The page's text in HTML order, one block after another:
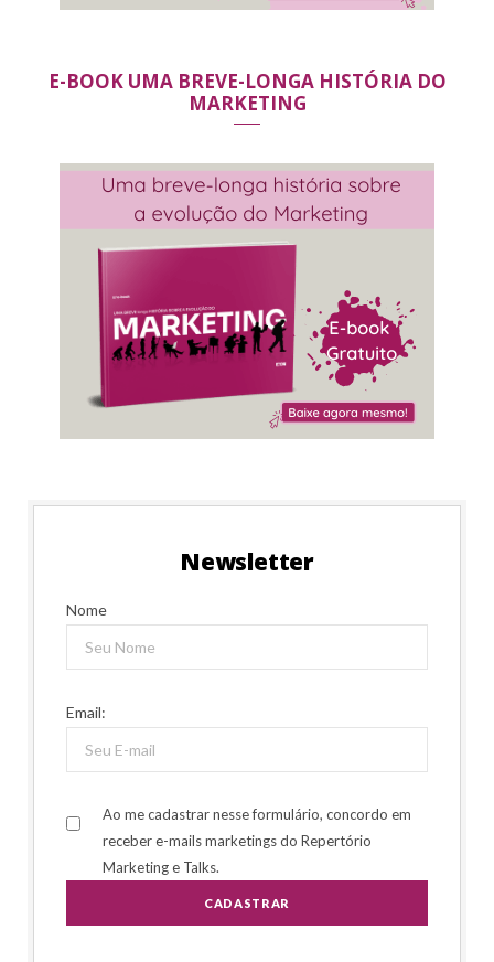
E-BOOK UMA BREVE-LONGA HISTÓRIA DO
MARKETING
Newsletter
Nome
Email:
Ao me cadastrar nesse formulário, concordo em
receber e-mails marketings do Repertório
Marketing e Talks.